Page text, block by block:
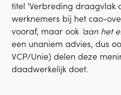
titel ‘Verbreding draagvlak
werknemers bij het cao-
vooraf, maar ook ‘aan het
een unaniem advies, dus
VCP/Unie) delen deze
daadwerkelijk doet.